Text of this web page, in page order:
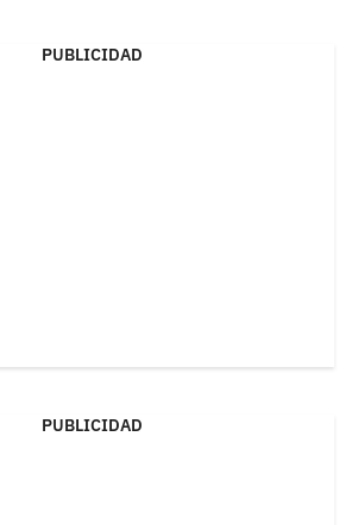
PUBLICIDAD
PUBLICIDAD